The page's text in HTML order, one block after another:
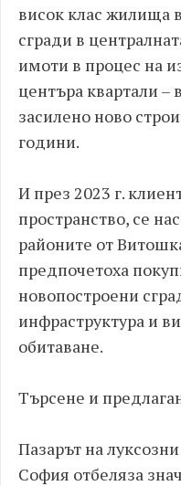
висок клас жилища
сгради в
имоти в процес на
центъра квартали –
засилено ново
години.
И през 2023 г.
пространство, се
районите от
предпочетоха
новопостроени
инфраструктура и
обитаване.
Търсене и
Пазарът на
София отбеляза